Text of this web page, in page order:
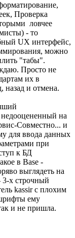
Проверка
ловчее
- то
UX интерфейс,
можно
"табы".
Просто не
их в
назад и отмена.
недооцененный на
Совместно... и
для ввода данных
при
к БД
в Base -
выглядеть на
3-х строчный
kassir с плохим
ему
и не пришла.